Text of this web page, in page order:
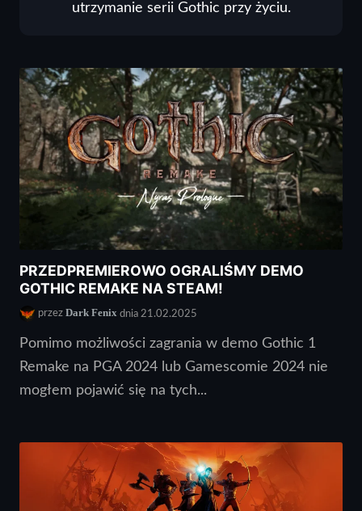
utrzymanie serii Gothic przy życiu.
PRZEDPREMIEROWO OGRALIŚMY DEMO
GOTHIC REMAKE NA STEAM!
przez Dark Fenix dnia 21.02.2025
Pomimo możliwości zagrania w demo Gothic 1
Remake na PGA 2024 lub Gamescomie 2024 nie
mogłem pojawić się na tych...